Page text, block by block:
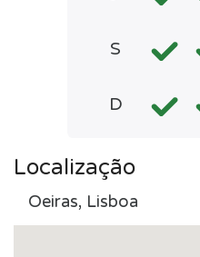
S
D
Localização
Oeiras, Lisboa